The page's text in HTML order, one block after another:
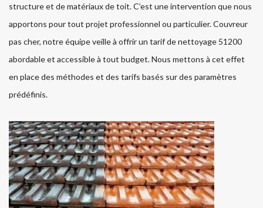
structure et de matériaux de toit. C’est une intervention que nous
apportons pour tout projet professionnel ou particulier. Couvreur
pas cher, notre équipe veille à offrir un tarif de nettoyage 51200
abordable et accessible à tout budget. Nous mettons à cet effet
en place des méthodes et des tarifs basés sur des paramètres
prédéfinis.